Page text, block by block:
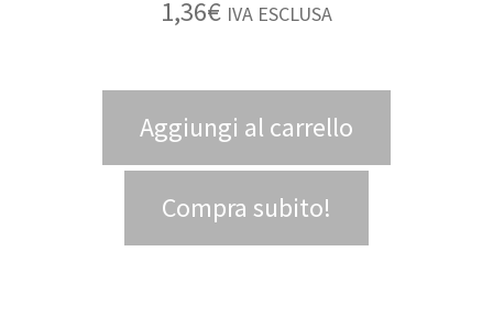
1,36€ IVA ESCLUSA
Aggiungi al carrello
Compra subito!